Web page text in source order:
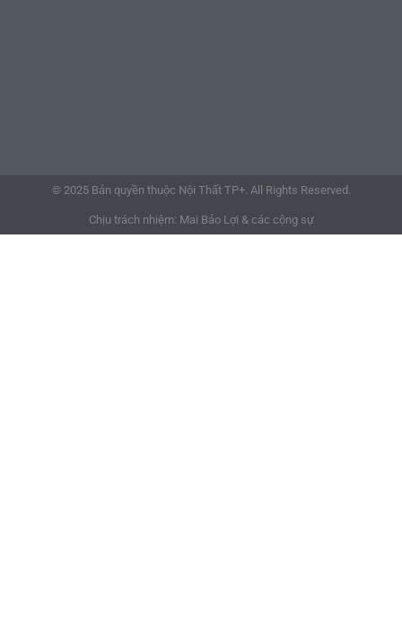
© 2025 Bản quyền thuộc Nội Thất TP+. All Rights Reserved.
Chịu trách nhiệm: Mai Bảo Lợi & các cộng sự